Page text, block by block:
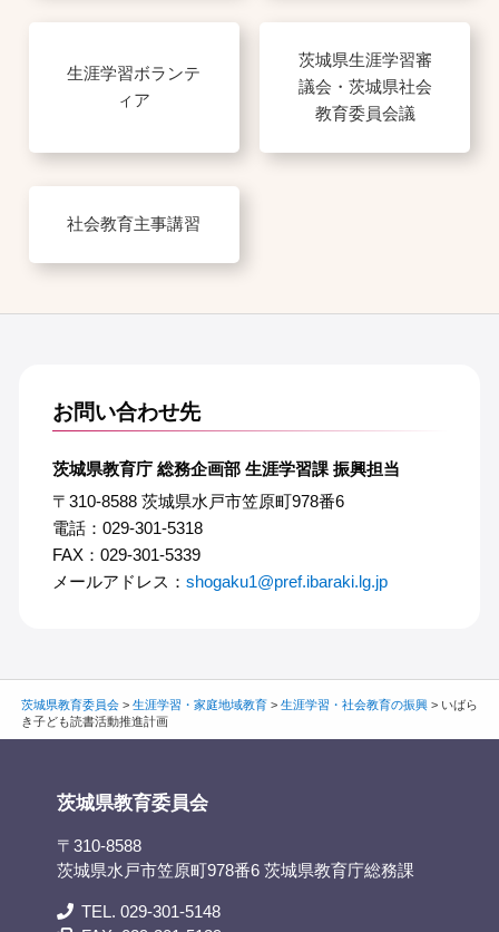
生涯学習ボランテ
ィア
茨城県生涯学習審
議会・茨城県社会
教育委員会議
社会教育主事講習
お問い合わせ先
茨城県教育庁 総務企画部 生涯学習課 振興担当
〒310-8588 茨城県水戸市笠原町978番6
電話：029-301-5318
FAX：029-301-5339
メールアドレス： shogaku1@pref.ibaraki.lg.jp
茨城県教育委員会> 生涯学習・家庭地域教育> 生涯学習・社会教育の振興> いばら
き子ども読書活動推進計画
茨城県教育委員会
〒310-8588
茨城県水戸市笠原町978番6 茨城県教育庁総務課
TEL. 029-301-5148